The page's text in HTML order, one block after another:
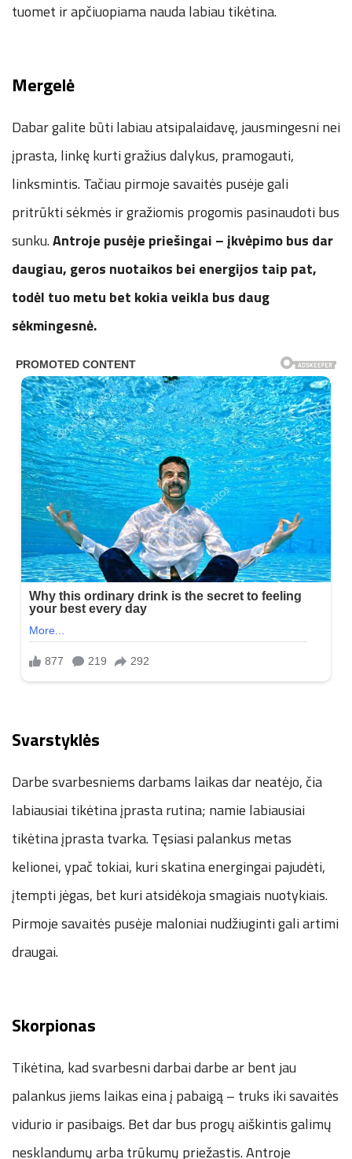
tuomet ir apčiuopiama nauda labiau tikėtina.
Mergelė
Dabar galite būti labiau atsipalaidavę, jausmingesni nei
įprasta, linkę kurti gražius dalykus, pramogauti,
linksmintis. Tačiau pirmoje savaitės pusėje gali
pritrūkti sėkmės ir gražiomis progomis pasinaudoti bus
sunku.Antroje pusėje priešingai – įkvėpimo bus dar
daugiau, geros nuotaikos bei energijos taip pat,
todėl tuo metu bet kokia veikla bus daug
sėkmingesnė.
Svarstyklės
Darbe svarbesniems darbams laikas dar neatėjo, čia
labiausiai tikėtina įprasta rutina; namie labiausiai
tikėtina įprasta tvarka. Tęsiasi palankus metas
kelionei, ypač tokiai, kuri skatina energingai pajudėti,
įtempti jėgas, bet kuri atsidėkoja smagiais nuotykiais.
Pirmoje savaitės pusėje maloniai nudžiuginti gali artimi
draugai.
Skorpionas
Tikėtina, kad svarbesni darbai darbe ar bent jau
palankus jiems laikas eina į pabaigą – truks iki savaitės
vidurio ir pasibaigs. Bet dar bus progų aiškintis galimų
nesklandumų arba trūkumų priežastis. Antroje